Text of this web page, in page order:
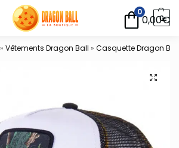
0
0,00€
0
» Vêtements Dragon Ball » Casquette Dragon Ball